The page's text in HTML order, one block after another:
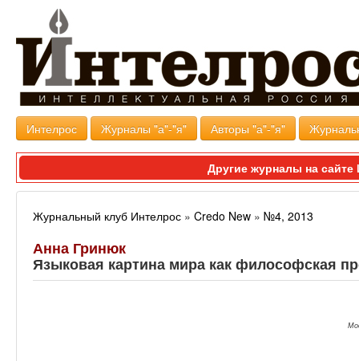
Интелрос Журналы "а"-"я" Авторы "а"-"я"
Другие журналы на
Журнальный клуб Интелрос » Credo New » №4, 2013
Анна Гринюк
Языковая картина мира как философская